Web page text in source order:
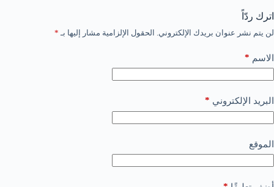
اترك ردّاً
لن يتم نشر عنوان بريدك الإلكتروني. الحقول الإلزامية مشار إليها بـ *
الاسم *
البريد الإلكتروني *
الموقع